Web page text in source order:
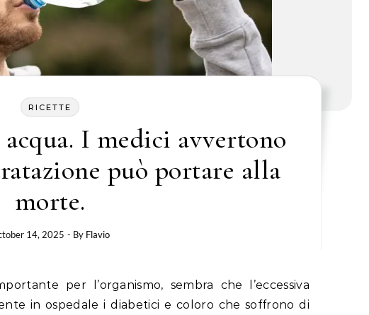
RICETTE
I medici avvertono
può portare alla
morte.
14, 2025 - By Flavio
per l’organismo, sembra che l’eccessiva
in ospedale i diabetici e coloro che soffrono di